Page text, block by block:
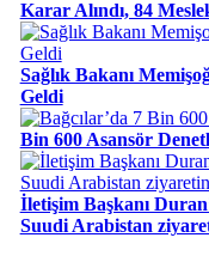
Karar Alındı, 84
Sağlık Bakanı
Geldi
Bin 600 Asansör
İletişim Başkanı
Suudi Arabistan